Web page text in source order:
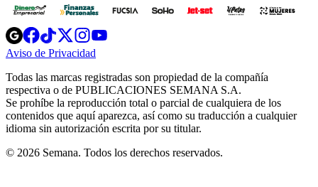
Opens
in
new
Opens
in
new
Opens
in
new
window
Opens
new
windowwindow
Aviso de Privacidad
new
window
Todas las marcas registradas son propiedad de la compañía
respectiva o de PUBLICACIONES SEMANA S.A.
Se prohíbe la reproducción total o parcial de cualquiera de los
contenidos que aquí aparezca, así como su traducción a cualquier
idioma sin autorización escrita por su titular.
© 2026 Semana. Todos los derechos reservados.